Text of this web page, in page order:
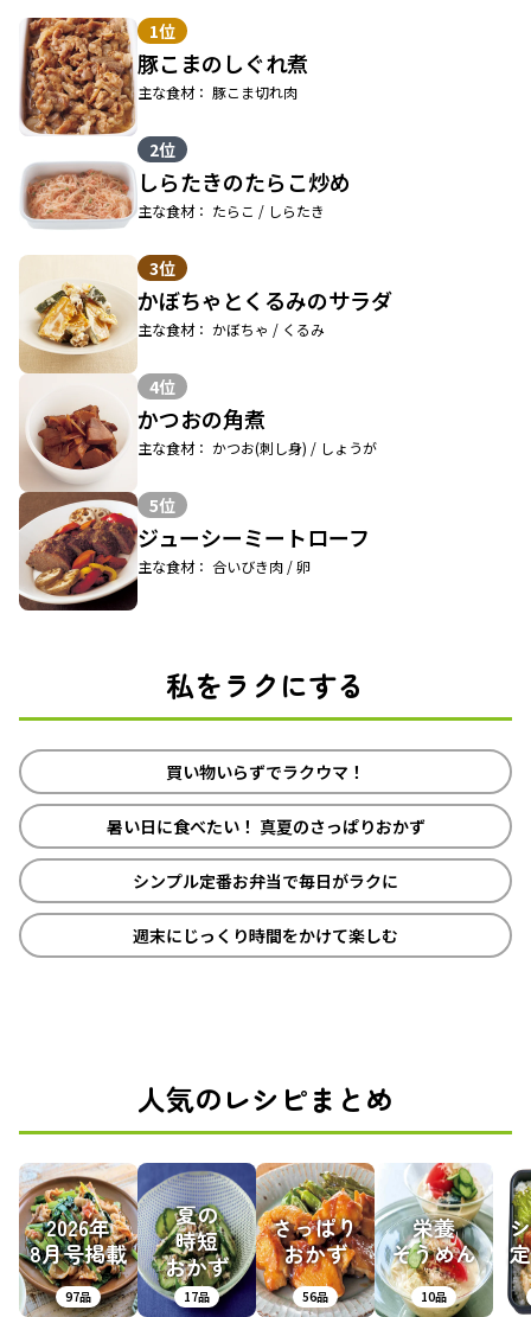
1位
豚こまのしぐれ煮
主な食材： 豚こま切れ肉
2位
しらたきのたらこ炒め
主な食材： たらこ / しらたき
3位
かぼちゃとくるみのサラダ
主な食材： かぼちゃ / くるみ
4位
かつおの角煮
主な食材： かつお(刺し身) / しょうが
5位
ジューシーミートローフ
主な食材： 合いびき肉 / 卵
私をラクにする
買い物いらずでラクウマ！
暑い日に食べたい！ 真夏のさっぱりおかず
シンプル定番お弁当で毎日がラクに
週末にじっくり時間をかけて楽しむ
人気のレシピまとめ
2026年
8月号掲載
97品
夏の
時短
おかず
17品
さっぱり
おかず
56品
栄養
そうめん
10品